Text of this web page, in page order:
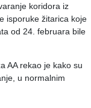
koridora iz
isporuke žitarica koje
od 24. februara bile
AA rekao je kako su
u normalnim